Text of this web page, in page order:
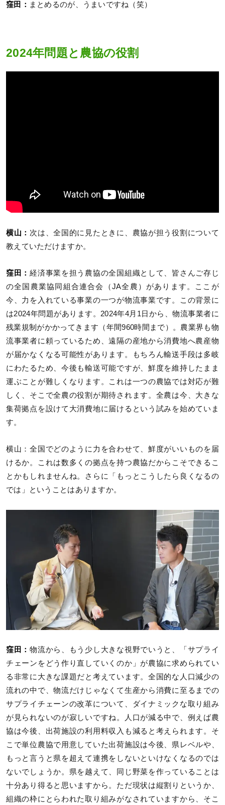
窪田： まとめるのが、うまいですね（笑）
2024年問題と農協の役割
横山： 次は、全国的に見たときに、農協が担う役割について
教えていただけますか。
窪田：経済事業を担う農協の全国組織として、皆さんご存じ
の全国農業協同組合連合会（JA全農）があります。ここが
今、力を入れている事業の一つが物流事業です。この背景に
は2024年問題があります。2024年4月1日から、物流事業者に
残業規制がかかってきます（年間960時間まで）。農業界も物
流事業者に頼っているため、遠隔の産地から消費地へ農産物
が届かなくなる可能性があります。もちろん輸送手段は多岐
にわたるため、今後も輸送可能ですが、鮮度を維持したまま
運ぶことが難しくなります。これは一つの農協では対応が難
しく、そこで全農の役割が期待されます。全農は今、大きな
集荷拠点を設けて大消費地に届けるという試みを始めていま
す。
横山：全国でどのように力を合わせて、鮮度がいいものを届
けるか。これは数多くの拠点を持つ農協だからこそできるこ
とかもしれませんね。さらに「もっとこうしたら良くなるの
では」ということはありますか。
窪田：物流から、もう少し大きな視野でいうと、「サプライ
チェーンをどう作り直していくのか」が農協に求められてい
る非常に大きな課題だと考えています。全国的な人口減少の
流れの中で、物流だけじゃなくて生産から消費に至るまでの
サプライチェーンの改革について、ダイナミックな取り組み
が見られないのが寂しいですね。人口が減る中で、例えば農
協は今後、出荷施設の利用料収入も減ると考えられます。そ
こで単位農協で用意していた出荷施設は今後、県レベルや、
もっと言うと県を超えて連携をしないといけなくなるのでは
ないでしょうか。県を越えて、同じ野菜を作っていることは
十分あり得ると思いますから。ただ現状は縦割りというか、
組織の枠にとらわれた取り組みがなされていますから、そこ